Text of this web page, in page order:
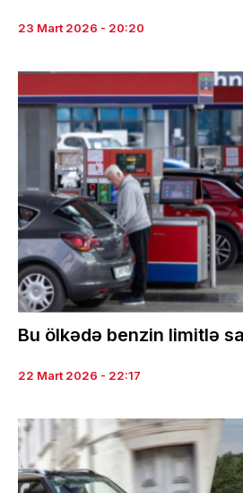
23 Mart 2026 - 20:20
Bu ölkədə benzin limitlə
22 Mart 2026 - 22:17